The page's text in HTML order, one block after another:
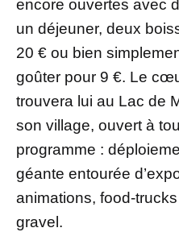
encore ouvertes avec
un déjeuner, deux
20 € ou bien
goûter pour 9 €. Le
trouvera lui au Lac de
son village, ouvert à
programme :
géante entourée
animations, food-
gravel.